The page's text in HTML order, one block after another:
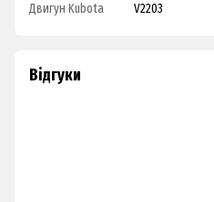
Двигун Kubota V2203
Відгуки